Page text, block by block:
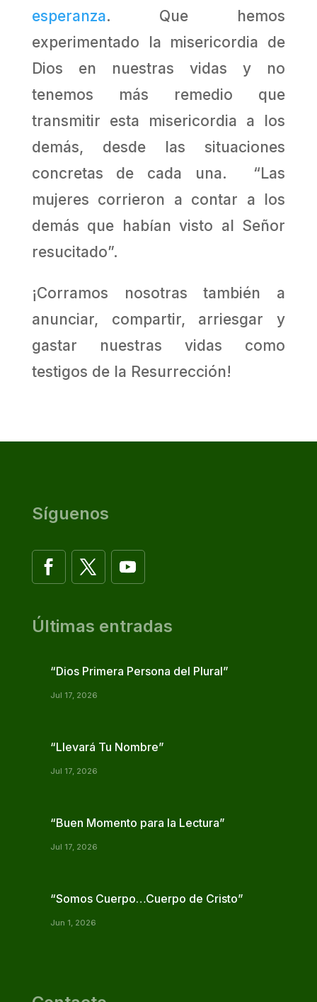
esperanza. Que hemos
experimentado la misericordia de
Dios en nuestras vidas y no
tenemos más remedio que
transmitir esta misericordia a los
demás, desde las situaciones
concretas de cada una. “Las
mujeres corrieron a contar a los
demás que habían visto al Señor
resucitado”.
¡Corramos nosotras también a
anunciar, compartir, arriesgar y
gastar nuestras vidas como
testigos de la Resurrección!
Síguenos
Últimas entradas
“Dios Primera Persona del Plural”
Jul 17, 2026
“Llevará Tu Nombre”
Jul 17, 2026
“Buen Momento para la Lectura”
Jul 17, 2026
“Somos Cuerpo…Cuerpo de Cristo”
Jun 1, 2026